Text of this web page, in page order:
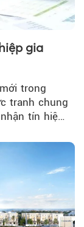
gia
trong
tranh chung
tín hiệu